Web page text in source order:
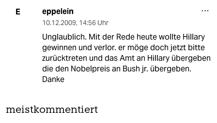
E eppelein
10.12.2009, 14:56 Uhr
Unglaublich. Mit der Rede heute wollte Hillary
gewinnen und verlor. er möge doch jetzt bitte
zurücktreten und das Amt an Hillary übergeben
die den Nobelpreis an Bush jr. übergeben.
Danke
meistkommentiert